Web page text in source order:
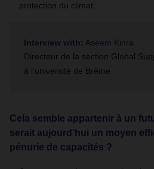
protection du climat.
Interview with: Aseem Kinra
Directeur de la section Global
à l’uni­versité de Brême
Cela semble appartenir à un
serait aujourd’hui un moyen
pénurie de capacités ?